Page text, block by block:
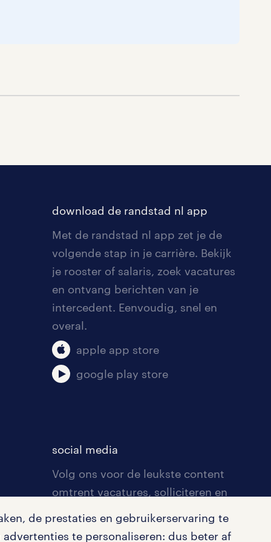
de prestaties en gebruikerservaring te
te personaliseren: dus beter af
download de randstad nl app
Met de randstad nl app zet je de
volgende stap in je carrière. Bekijk
je rooster of salaris, zoek vacatures
en ontvang berichten van je
intercedent. Eenvoudig, snel en
overal.
apple app store
google play store
social media
Volg ons voor de leukste content
omtrent vacatures, solliciteren en